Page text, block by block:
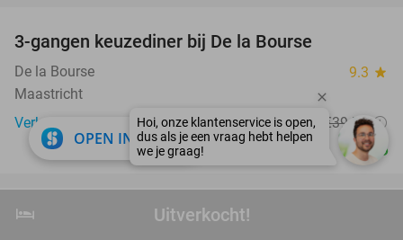
Uitverkocht!
hotel Uitverkocht!
3-gangen keuzediner bij De la Bourse
De la Bourse 9.3 star
Maastricht
Verkocht: 854
Regulier €39 ,50
€28
3-gangen keuzediner bij Au Mouton Blanc
OPEN IN APP close